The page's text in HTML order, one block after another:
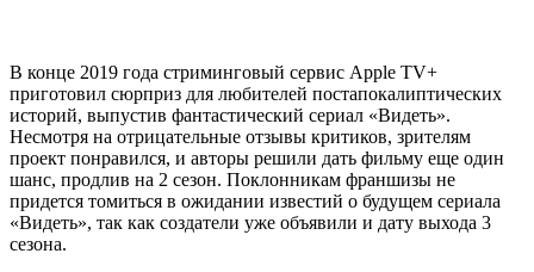
В конце 2019 года стриминговый сервис Apple TV+
приготовил сюрприз для любителей постапокалиптических
историй, выпустив фантастический сериал «Видеть».
Несмотря на отрицательные отзывы критиков, зрителям
проект понравился, и авторы решили дать фильму еще один
шанс, продлив на 2 сезон. Поклонникам франшизы не
придется томиться в ожидании известий о будущем сериала
«Видеть», так как создатели уже объявили и дату выхода 3
сезона.